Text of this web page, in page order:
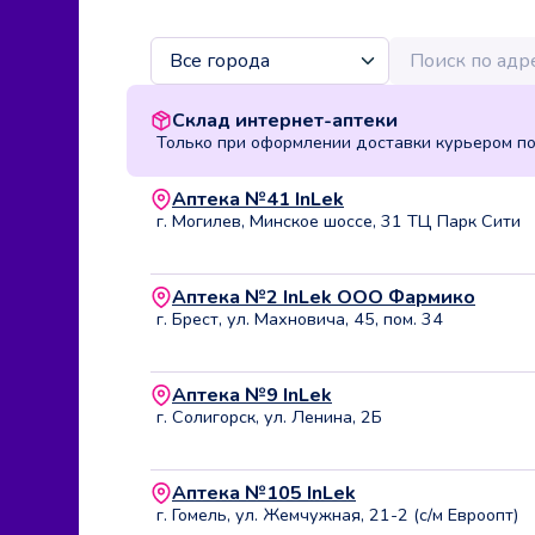
Склад интернет-аптеки
Только при оформлении доставки курьером
Аптека №41 InLek
г. Могилев, Минское шоссе, 31 ТЦ Парк Сити
Аптека №2 InLek ООО Фармико
г. Брест, ул. Махновича, 45, пом. 34
Аптека №9 InLek
г. Солигорск, ул. Ленина, 2Б
Аптека №105 InLek
г. Гомель, ул. Жемчужная, 21-2 (с/м Евроопт)